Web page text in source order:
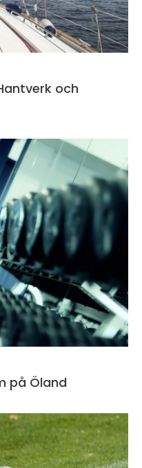
och
på Öland